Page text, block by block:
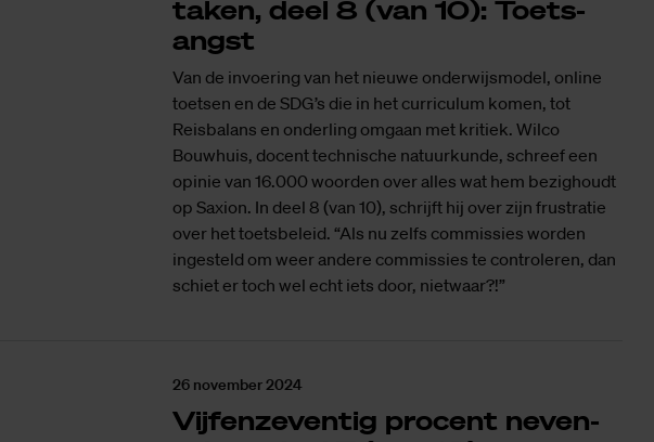
ta­­ken, deel 8 (van 10): Toets-
angst
Van de invoering van het nieuwe onderwijsmodel, online
toetsen en de SDG’s die in het curriculum komen, tot
Reisbalans en onderling omgaan met kritiek. Wilco
Bouwhuis, docent technische natuurkunde, schreef een
opinie van 16.000 woorden over alles wat hem bezighoudt
op Saxion. In deel 8 (van 10), schrijft hij over zijn frustratie
over het toetsbeleid. “Als nu zelfs commissies worden
ingesteld om weer andere commissies te controleren, dan
schiet er toch wel echt iets door, nietwaar?!”
26 november 2024
Vijf­en­ze­ven­tig pro­cent ne­ven­